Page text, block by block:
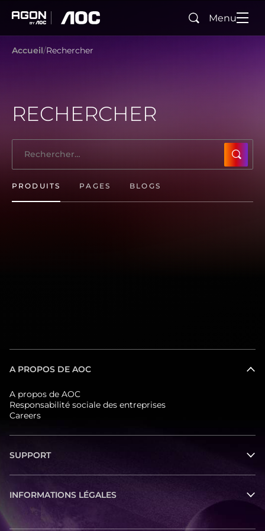
agon aoc
Rechercher
Menu
Accueil Rechercher
RECHERCHER
PRODUITS PAGES BLOGS
A PROPOS DE AOC
A propos de AOC
Responsabilité sociale des entreprises
Careers
SUPPORT
INFORMATIONS LÉGALES